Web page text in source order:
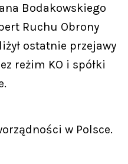
Bodakowskiego
Ruchu Obrony
ostatnie przejawy
reżim KO i spółki
w Polsce.